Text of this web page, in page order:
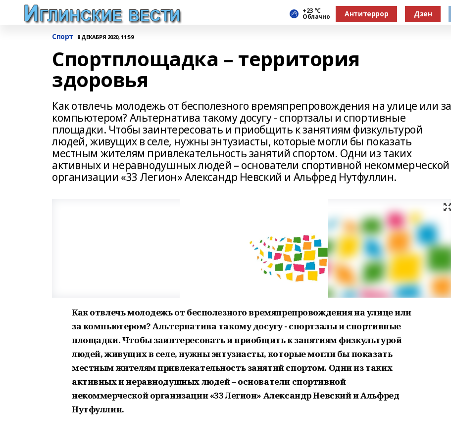
+23 °С
Облачно Антитеррор Дзен
Спорт 8 ДЕКАБРЯ 2020, 11:59
Спортплощадка – территория
здоровья
Как отвлечь молодежь от бесполезного времяпрепровождения на улице или за
компьютером? Альтернатива такому досугу - спортзалы и спортивные
площадки. Чтобы заинтересовать и приобщить к занятиям физкультурой
людей, живущих в селе, нужны энтузиасты, которые могли бы показать
местным жителям привлекательность занятий спортом. Одни из таких
активных и неравнодушных людей – основатели спортивной некоммерческой
организации «33 Легион» Александр Невский и Альфред Нутфуллин.
Как отвлечь молодежь от бесполезного времяпрепровождения на улице или
за компьютером? Альтернатива такому досугу - спортзалы и спортивные
площадки. Чтобы заинтересовать и приобщить к занятиям физкультурой
людей, живущих в селе, нужны энтузиасты, которые могли бы показать
местным жителям привлекательность занятий спортом. Одни из таких
активных и неравнодушных людей – основатели спортивной
некоммерческой организации «33 Легион» Александр Невский и Альфред
Нутфуллин.